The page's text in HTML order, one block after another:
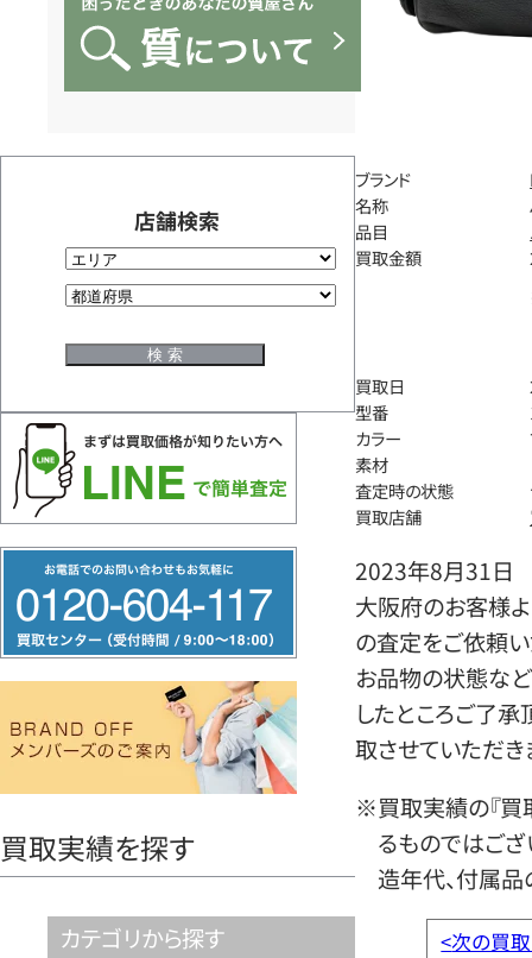
店舗検索
リ
ー
ヤ
買取実績を探す
カテゴリから探す
ブランド
名称
品目
買取金額
買取日
型番
カラー
素材
査定時の状態
買取店舗
2023年8月31日
大阪府のお客様よ
の査定をご依頼い
お品物の状態など
したところご了
取させていただき
※買取実績の『買
るものではござ
造年代、付属品
<次の買